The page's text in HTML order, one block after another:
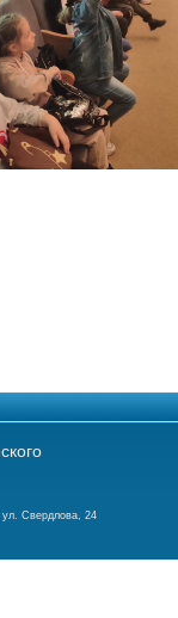
ул. Свердлова, 24